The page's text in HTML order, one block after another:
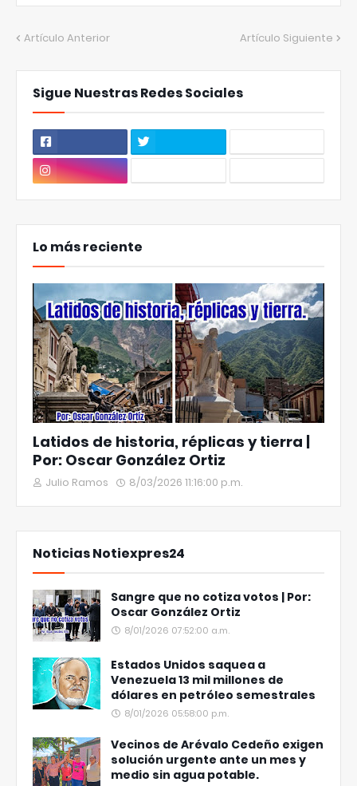
Artículo Anterior Artículo Siguiente
Sigue Nuestras Redes Sociales
Lo más reciente
Latidos de historia, réplicas y tierra |
Por: Oscar González Ortiz
Julio Ramos 8/03/2026 11:16:00 p.m.
Noticias Notiexpres24
Sangre que no cotiza votos | Por:
Oscar González Ortiz
8/01/2026 07:52:00 a.m.
Estados Unidos saquea a
Venezuela 13 mil millones de
dólares en petróleo semestrales
8/01/2026 05:58:00 p.m.
Vecinos de Arévalo Cedeño exigen
solución urgente ante un mes y
medio sin agua potable.